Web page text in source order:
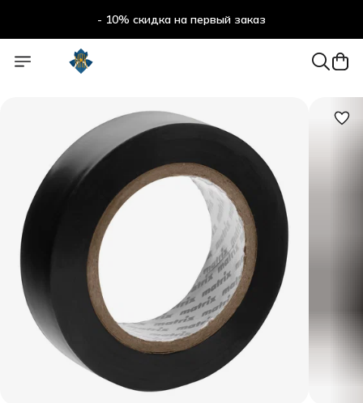
- 10% скидка на первый заказ